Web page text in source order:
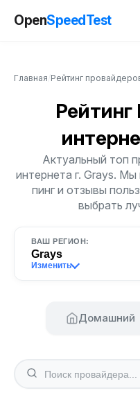
OpenSpeedTest
Главная Рейтинг
Актуальный топ
интернета г. Grays.
пинг и отзывы
выбрать
ВАШ РЕГИОН:
Grays
Изменить
Домашний